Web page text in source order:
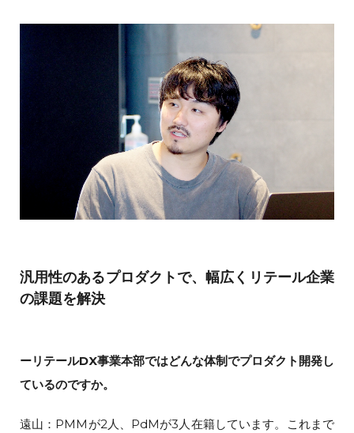
汎用性のあるプロダクトで、幅広くリテール企業
の課題を解決
ーリテールDX事業本部ではどんな体制でプロダクト開発し
ているのですか。
遠山：PMMが2人、PdMが3人在籍しています。これまで